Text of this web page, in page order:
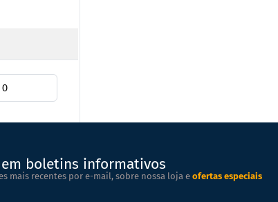
em boletins informativos
mais recentes por e-mail, sobre nossa loja e ofertas especiais